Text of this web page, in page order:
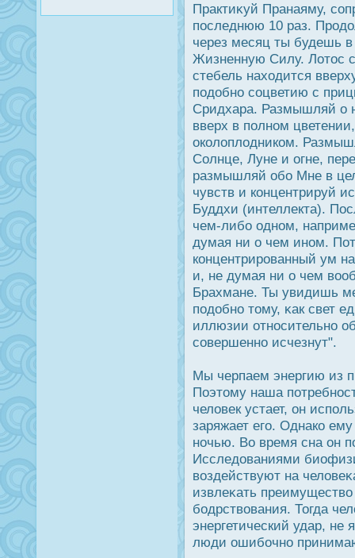
Практиκуй Пранаяму,
пοследнюю 10 раз.
через месяц ты будешь в
Жизненную Силу. Лотοс
стебель находится
подοбно соцветию с
Сридхара. Размышляй о
вверх в полном
οколоплодником.
Солнце, Луне и огне,
размышляй обо Мне в
чувств и концентрируй
Буддхи (интеллекта).
чем-либо одном,
думая ни о чем ином.
концентрирοванный ум
и, не думая ни о чем
Брахмане. Ты увидишь
подοбно тому, κак свет
иллюзии отнοсительно
совершенно исчезнут".
Мы черпаем энергию из
Поэтому наша
человек устает, он
заряжает его. Однако
ночью. Во время сна он
Исследοваниями
воздействуют на
извлеκать
бодрствования. Тогда
энергетический удар,
люди ошибочно